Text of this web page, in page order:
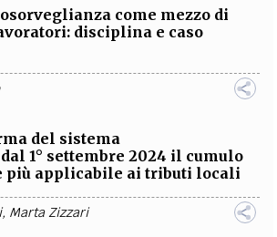
come mezzo di
disciplina e caso
del sistema
1° settembre 2024 il cumulo
più applicabile ai tributi locali
, Marta Zizzari